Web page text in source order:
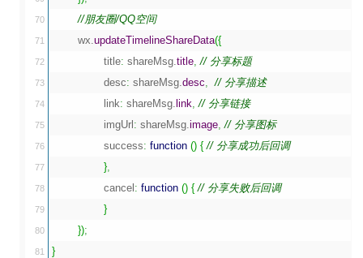
70
71
72
73
74
75
76
77
78
79
80
//朋友圈/QQ空间
	wx.
updateTimelineShareData({
		title
: shareMsg. title // 分享标题
		desc
: shareMsg. desc
// 分享描述
		link
: shareMsg. link // 分享链接
		imgUrl
: shareMsg. image // 分享图标
		success
: function () { // 分享成功后回调
}
		cancel
: function () { // 分享失败后回调
}
});
}